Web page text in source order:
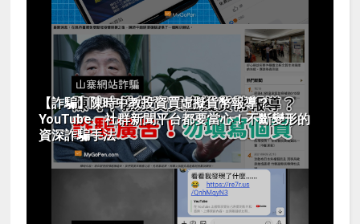
【詐騙】陳時中教投資買虛擬貨幣報導？
YouTube、社群新聞平台都要當心！不斷變形的
資深詐騙手法